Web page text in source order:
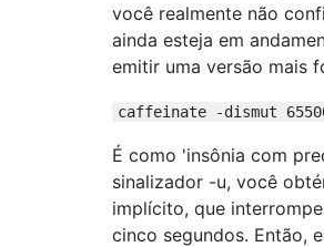
você realmente não
ainda esteja em
emitir uma versão mais
caffeinate -dismut
É como 'insônia com
sinalizador -u, você
implícito, que
cinco segundos. Então,